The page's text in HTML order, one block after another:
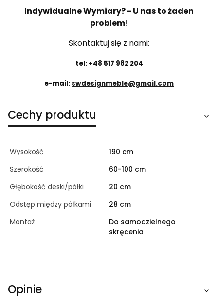
Indywidualne Wymiary? - U nas to żaden
problem!
Skontaktuj się z nami:
tel: +48 517 982 204
e-mail:swdesignmeble@gmail.com
Cechy produktu
Wysokość
190 cm
Szerokość
60-100 cm
Głębokość deski/półki
20 cm
Odstęp między półkami
28 cm
Montaż
Do samodzielnego
skręcenia
Opinie